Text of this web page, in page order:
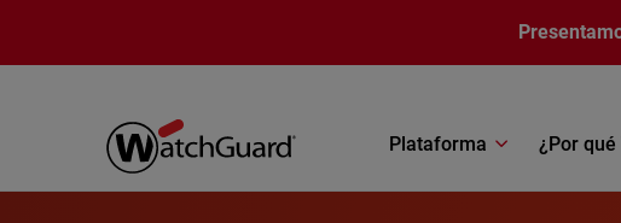
Plataforma ¿Por